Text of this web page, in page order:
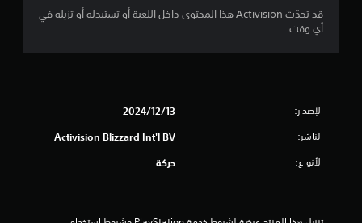
ن
م
قد تحدّث Activision هذا المحتوى داخل اللعبة أو تستبدله أو تزيله في
أي وقت.
الإصدار: 13‏/12‏/2024
الناشر: Activision Blizzard Int'l BV
الأنواع: حركة